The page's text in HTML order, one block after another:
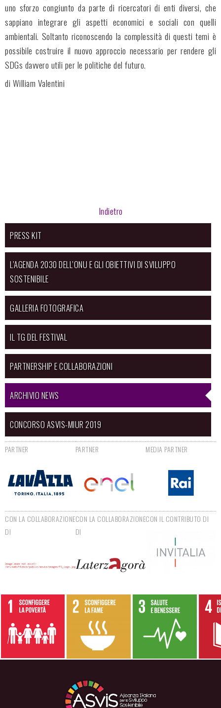
uno sforzo congiunto da parte di ricercatori di enti diversi, che
sappiano integrare gli aspetti economici e sociali con quelli
ambientali. Soltanto riconoscendo la complessità di questi temi è
possibile costruire il nuovo approccio necessario per rendere gli
SDGs davvero utili per le politiche del futuro.
di William Valentini
Indietro
PRESS KIT
L’AGENDA 2030 DELL’ONU E GLI OBIETTIVI DI SVILUPPO
SOSTENIBILE
GALLERIA FOTOGRAFICA
IL TG DEL FESTIVAL
PARTNERSHIP E COLLABORAZIONI
ARCHIVIO NEWS
CONCORSO ASVIS-MIUR 2019